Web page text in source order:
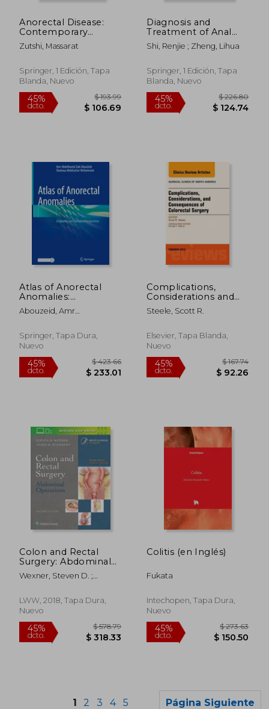
dcto.
45% $ 292.42 45%
Anorectal Disease:
Contemporary
Management (en
Inglés)
Zutshi, Massarat
Springer, 1 Edición, Tapa
Blanda, Nuevo
Diagnosis and
Treatment of Anal
Fistula (en Inglés)
Shi, Renjie ; Zheng, Lihua
Springer, 1 Edición, Tapa
Blanda, Nuevo
Atlas of Anorectal
Anomalies:
Diagnostic and
Operative
Inglés)
Abouzeid, Amr
Mohammad, Shaimaa
Abdelsattar
Springer, Tapa Dura,
Nuevo
Complications,
Considerations and
Consequences of
Colorectal Surgery,
Clinics: Volume 93-1
(en Inglés)
Steele, Scott R.
Elsevier, Tapa Blanda,
Nuevo
Colon and Rectal
Surgery: Abdominal
Operations (en
Inglés)
Wexner, Steven D. ;
LWW, 2018, Tapa Dura,
Nuevo
Colitis (en Inglés)
Fukata
Intechopen, Tapa Dura,
Nuevo
1 2 3 4 5 Página Siguiente